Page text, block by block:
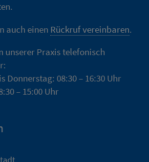
auch einen Rückruf vereinbaren.
unserer Praxis telefonisch
Donnerstag: 08:30 – 16:30 Uhr
– 15:00 Uhr